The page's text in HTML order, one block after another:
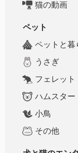
猫の動画
ペット
ペットと暮
うさぎ
フェレット
ハムスター
小鳥
その他